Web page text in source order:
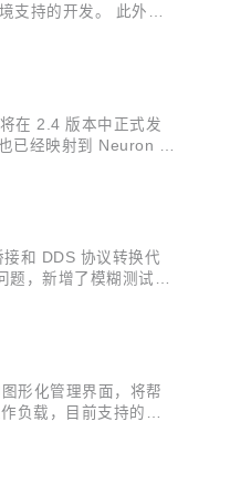
支持的开发。 此外，2
在 2.4 版本中正式发
已经映射到 Neuron 类
和 DDS 协议转换代
题，新增了模糊测试用
形化管理界面，将帮
负载，目前支持的主